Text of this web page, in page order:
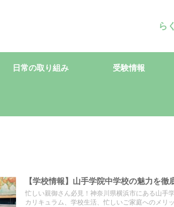
ら
日常の取り組み 受験情報
【学校情報】山手学院中学校の魅力を徹
忙しい親御さん必見！神奈川県横浜市にある山手
カリキュラム、学校生活、忙しいご家庭へのメリ